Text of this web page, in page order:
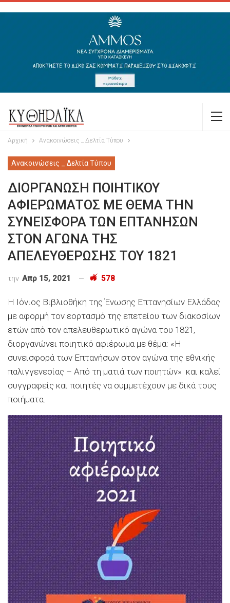
Αρχική Ανακοινώσεις _ Δελτία Τύπου
Ανακοινώσεις _ Δελτία Τύπου
ΔΙΟΡΓΑΝΩΣΗ ΠΟΙΗΤΙΚΟΥ
ΑΦΙΕΡΩΜΑΤΟΣ ΜΕ ΘΕΜΑ ΤΗΝ
ΣΥΝΕΙΣΦΟΡΑ ΤΩΝ ΕΠΤΑΝΗΣΩΝ
ΣΤΟΝ ΑΓΩΝΑ ΤΗΣ
ΑΠΕΛΕΥΘΕΡΩΣΗΣ ΤΟΥ 1821
την Απρ 15, 2021 578
Η Ιόνιος Βιβλιοθήκη της Ένωσης Επτανησίων Ελλάδας
με αφορμή τον εορτασμό της επετείου των διακοσίων
ετών από τον απελευθερωτικό αγώνα του 1821,
διοργανώνει ποιητικό αφιέρωμα με θέμα: «Η
συνεισφορά των Επτανήσων στον αγώνα της εθνικής
παλιγγενεσίας – Από τη ματιά των ποιητών» και καλεί
συγγραφείς και ποιητές να συμμετέχουν με δικά τους
ποιήματα.